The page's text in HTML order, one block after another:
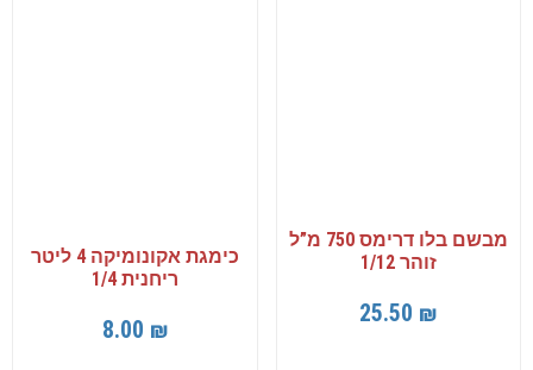
מבשם בלו דרימס 750 מ”ל
זוהר 1/12
25.50 ₪
כימגת אקונומיקה 4 ליטר
ריחנית 1/4
8.00 ₪